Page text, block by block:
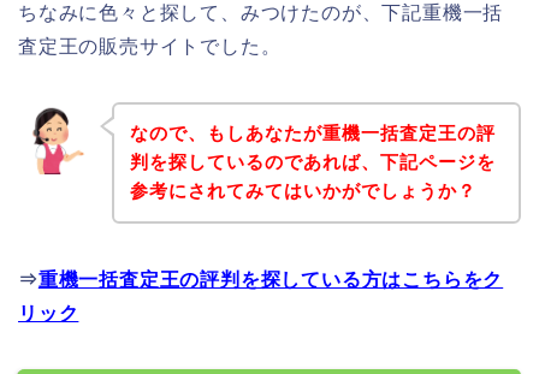
ちなみに色々と探して、みつけたのが、下記重機一括
査定王の販売サイトでした。
なので、もしあなたが重機一括査定王の評
判を探しているのであれば、下記ページを
参考にされてみてはいかがでしょうか？
⇒重機一括査定王の評判を探している方はこちらをク
リック